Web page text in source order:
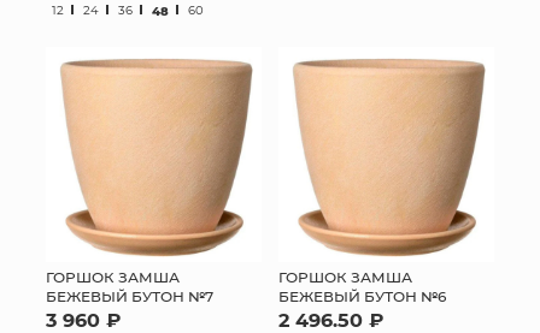
СУНДУКИ
ИСКУССТВЕННЫЕ ЦВЕТЫ
ПАКЕТЫ И СУМКИ
ТОРГОВЫЙ ЦЕНТР
12 24 36 48 60
ГОРШОК ЗАМША
БЕЖЕВЫЙ БУТОН №7
3 960 ₽
ГОРШОК ЗАМША
БЕЖЕВЫЙ БУТОН №6
2 496.50 ₽